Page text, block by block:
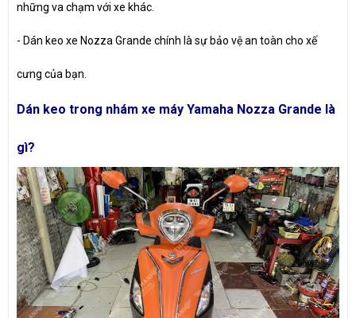
những va chạm với xe khác.
- Dán keo xe Nozza Grande chính là sự bảo vệ an toàn cho xế
cưng của bạn.
Dán keo trong nhám xe máy Yamaha Nozza Grande là
gì?